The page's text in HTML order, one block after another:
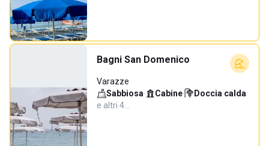
Bagni San Domenico
Varazze
Sabbiosa· Cabine· Doccia calda·
e altri 4…